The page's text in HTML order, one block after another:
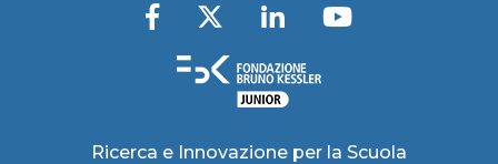
Ricerca e Innovazione per la Scuola